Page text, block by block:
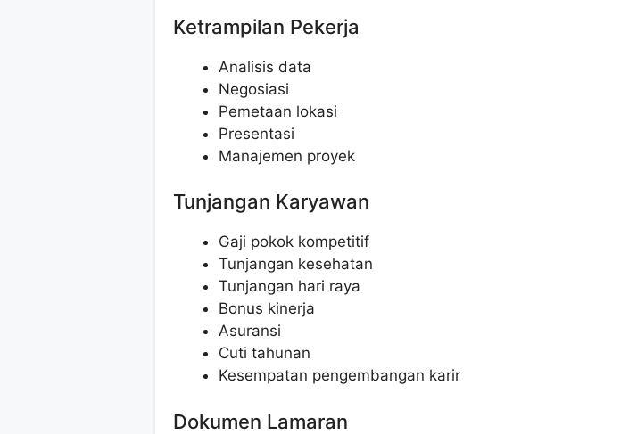
Ketrampilan Pekerja
Analisis data
Negosiasi
Pemetaan lokasi
Presentasi
Manajemen proyek
Tunjangan Karyawan
Gaji pokok kompetitif
Tunjangan kesehatan
Tunjangan hari raya
Bonus kinerja
Asuransi
Cuti tahunan
Kesempatan pengembangan karir
Dokumen Lamaran